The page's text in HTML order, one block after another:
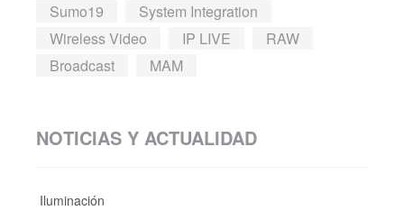
Sumo19
System Integration
Wireless Video
IP LIVE
RAW
Broadcast
MAM
NOTICIAS Y ACTUALIDAD
Iluminación